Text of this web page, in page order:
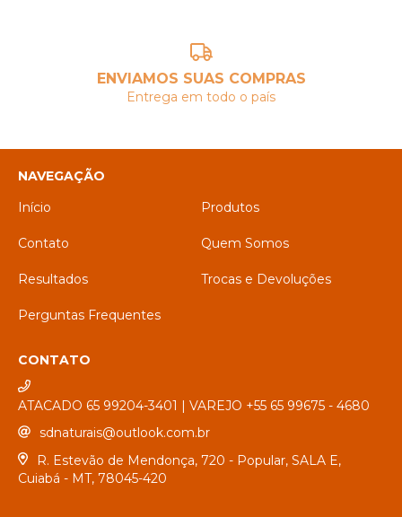
ENVIAMOS SUAS COMPRAS
Entrega em todo o país
NAVEGAÇÃO
Início
Produtos
Contato Quem Somos
Resultados Trocas e Devoluções
Perguntas Frequentes
CONTATO
ATACADO 65 99204-3401 | VAREJO +55 65 99675 - 4680
sdnaturais@outlook.com.br
R. Estevão de Mendonça, 720 - Popular, SALA E,
Cuiabá - MT, 78045-420